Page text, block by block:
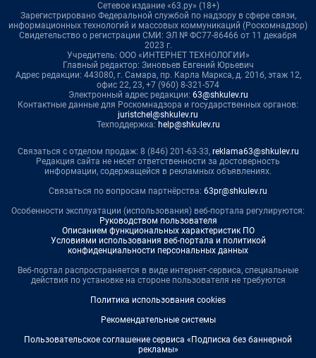
Сетевое издание «63.ру» (18+)
Зарегистрировано Федеральной службой по надзору в сфере связи,
информационных технологий и массовых коммуникаций (Роскомнадзор)
Свидетельство о регистрации СМИ: ЭЛ № ФС77-86466 от 11 декабря
2023 г.
Учредитель: ООО «ИНТЕРНЕТ ТЕХНОЛОГИИ»
Главный редактор: Зиновьев Евгений Юрьевич
Адрес редакции: 443080, г. Самара, пр. Карла Маркса, д. 201б, этаж 12,
офис 22, 23, +7 (960) 8-321-574
Электронный адрес редакции: 63@shkulev.ru
Контактные данные для Роскомнадзора и государственных органов:
juristchel@shkulev.ru
Техподдержка: help@shkulev.ru
Связаться с отделом продаж: 8 (846) 201-63-33, reklama63@shkulev.ru
Редакция сайта не несет ответственности за достоверность
информации, содержащейся в рекламных объявлениях.
Связаться по вопросам партнёрства: 63pr@shkulev.ru
Особенности эксплуатации (использования) веб-портала регулируются:
Руководством пользователя
Описанием функциональных характеристик ПО
Условиями использования веб-портала и политикой
конфиденциальности персональных данных
Веб-портал распространяется в виде интернет-сервиса, специальные
действия по установке на стороне пользователя не требуются
Политика использования cookies
Рекомендательные системы
Пользовательское соглашение сервиса «Подписка без баннерной
рекламы»